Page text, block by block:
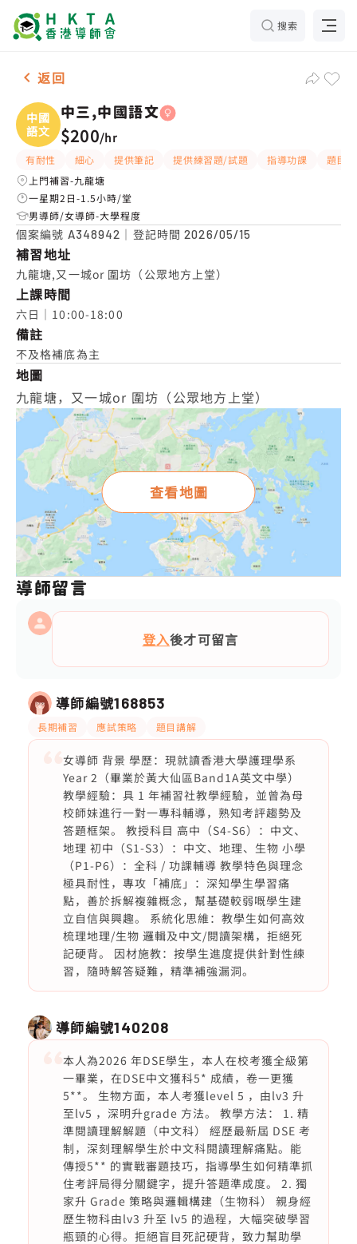
搜索
女-1名 中三,中國語文，九龍塘 補習推介
返回
中國
語文
中三,中國語文
$200/hr
有耐性 細心 提供筆記 提供練習題/試題 指導功課
題目
上門補習-九龍塘
一星期2日-1.5小時/堂
男導師/女導師-大學程度
個案編號 A348942 ｜登記時間2026/05/15
補習地址
九龍塘,又一城or 圍坊（公眾地方上堂）
上課時間
六日｜10:00-18:00
備註
不及格補底為主
地圖
九龍塘，又一城or 圍坊（公眾地方上堂）
查看地圖
導師留言
登入後才可留言
導師編號168853
長期補習 應試策略 題目講解
女導師 背景 學歷：現就讀香港大學護理學系
Year 2（畢業於黃大仙區Band1A英文中學）
教學經驗：具 1 年補習社教學經驗，並曾為母
校師妹進行一對一專科輔導，熟知考評趨勢及
答題框架。 教授科目 高中（S4-S6）：中文、
地理 初中（S1-S3）：中文、地理、生物 小學
（P1-P6）：全科 / 功課輔導 教學特色與理念
極具耐性，專攻「補底」：深知學生學習痛
點，善於拆解複雜概念，幫基礎較弱嘅學生建
立自信與興趣。 系統化思維：教學生如何高效
梳理地理/生物 邏輯及中文/閱讀架構，拒絕死
記硬背。 因材施教：按學生進度提供針對性練
習，隨時解答疑難，精準補強漏洞。
導師編號140208
本人為2026 年DSE學生，本人在校考獲全級第
一畢業，在DSE中文獲科5* 成績，卷一更獲
5**。 生物方面，本人考獲level 5 ，由lv3 升
至lv5 ，深明升grade 方法。 教學方法： 1. 精
準閱讀理解解題（中文科） 經歷最新屆 DSE 考
制，深刻理解學生於中文科閱讀理解痛點。能
傳授5** 的實戰審題技巧，指導學生如何精準抓
住考評局得分關鍵字，提升答題準成度。 2. 獨
家升 Grade 策略與邏輯構建（生物科） 親身經
歷生物科由lv3 升至 lv5 的過程，大幅突破學習
瓶頸的心得。拒絕盲目死記硬背，致力幫助學